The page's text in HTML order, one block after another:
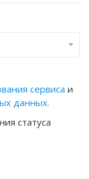
сервиса и
данных.
статуса